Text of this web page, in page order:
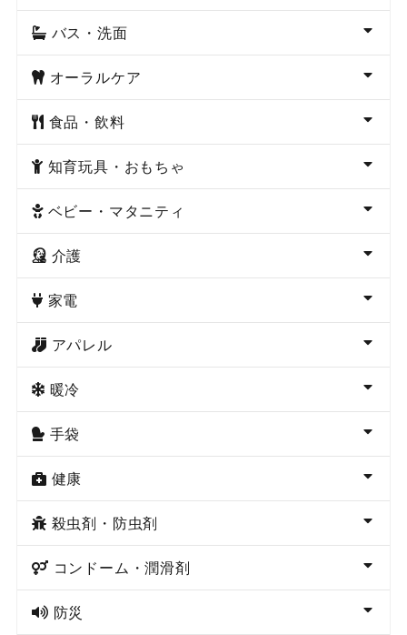
バス・洗面
オーラルケア
食品・飲料
知育玩具・おもちゃ
ベビー・マタニティ
介護
家電
アパレル
暖冷
手袋
健康
殺虫剤・防虫剤
コンドーム・潤滑剤
防災